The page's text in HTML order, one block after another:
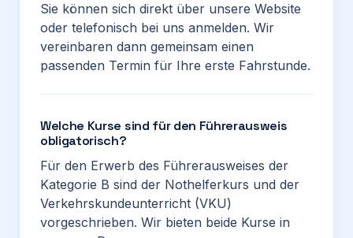
Sie können sich direkt über unsere Website
oder telefonisch bei uns anmelden. Wir
vereinbaren dann gemeinsam einen
passenden Termin für Ihre erste Fahrstunde.
Welche Kurse sind für den Führerausweis
obligatorisch?
Für den Erwerb des Führerausweises der
Kategorie B sind der Nothelferkurs und der
Verkehrskundeunterricht (VKU)
vorgeschrieben. Wir bieten beide Kurse in